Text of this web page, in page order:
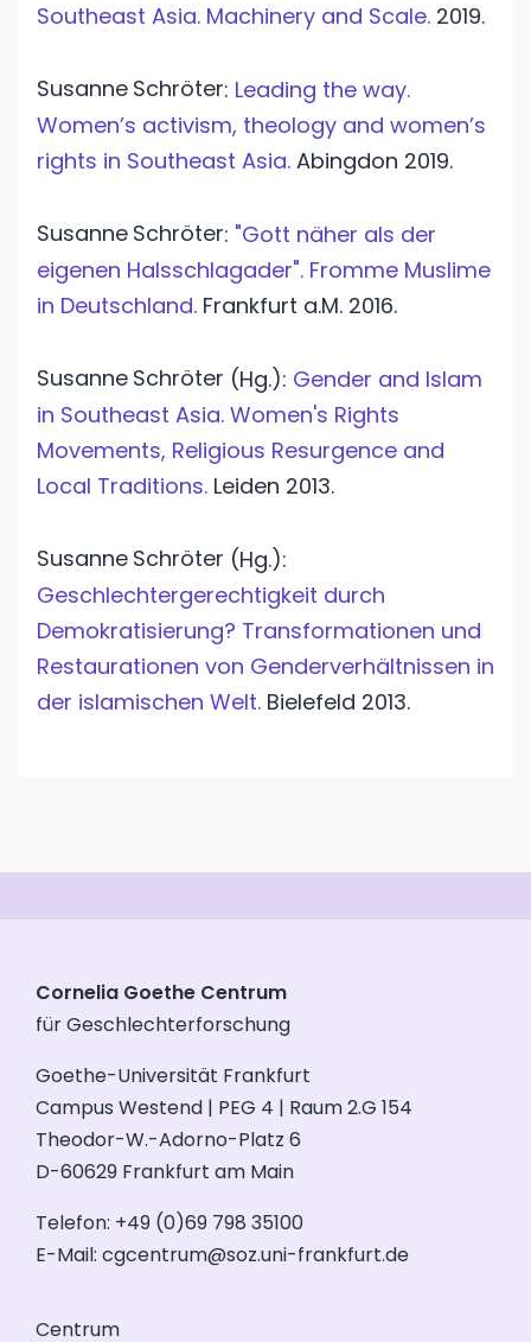
Southeast Asia. Machinery and Scale. 2019.
Susanne Schröter: Leading the way.
Women’s activism, theology and women’s
rights in Southeast Asia. Abingdon 2019.
Susanne Schröter: "Gott näher als der
eigenen Halsschlagader". Fromme Muslime
in Deutschland. Frankfurt a.M. 2016.
Susanne Schröter (Hg.): Gender and Islam
in Southeast Asia. Women's Rights
Movements, Religious Resurgence and
Local Traditions. Leiden 2013.
Susanne Schröter (Hg.):
Geschlechtergerechtigkeit durch
Demokratisierung? Transformationen und
Restaurationen von Genderverhältnissen in
der islamischen Welt. Bielefeld 2013.
Cornelia Goethe Centrum
für Geschlechterforschung
Goethe-Universität Frankfurt
Campus Westend | PEG 4 | Raum 2.G 154
Theodor-W.-Adorno-Platz 6
D-60629 Frankfurt am Main
Telefon: +49 (0)69 798 35100
E-Mail: cgcentrum@soz.uni-frankfurt.de
Centrum